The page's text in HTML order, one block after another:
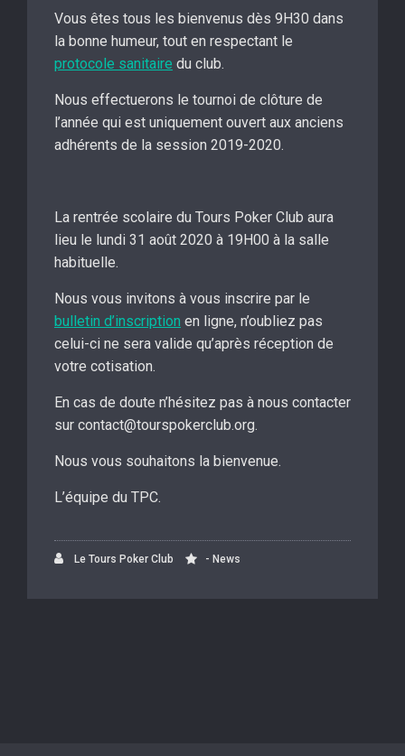
Vous êtes tous les bienvenus dès 9H30 dans
la bonne humeur, tout en respectant le
protocole sanitaire du club.
Nous effectuerons le tournoi de clôture de
l’année qui est uniquement ouvert aux anciens
adhérents de la session 2019-2020.
La rentrée scolaire du Tours Poker Club aura
lieu le lundi 31 août 2020 à 19H00 à la salle
habituelle.
Nous vous invitons à vous inscrire par le
bulletin d’inscription en ligne, n’oubliez pas
celui-ci ne sera valide qu’après réception de
votre cotisation.
En cas de doute n’hésitez pas à nous contacter
sur contact@tourspokerclub.org.
Nous vous souhaitons la bienvenue.
L’équipe du TPC.
Le Tours Poker Club - News